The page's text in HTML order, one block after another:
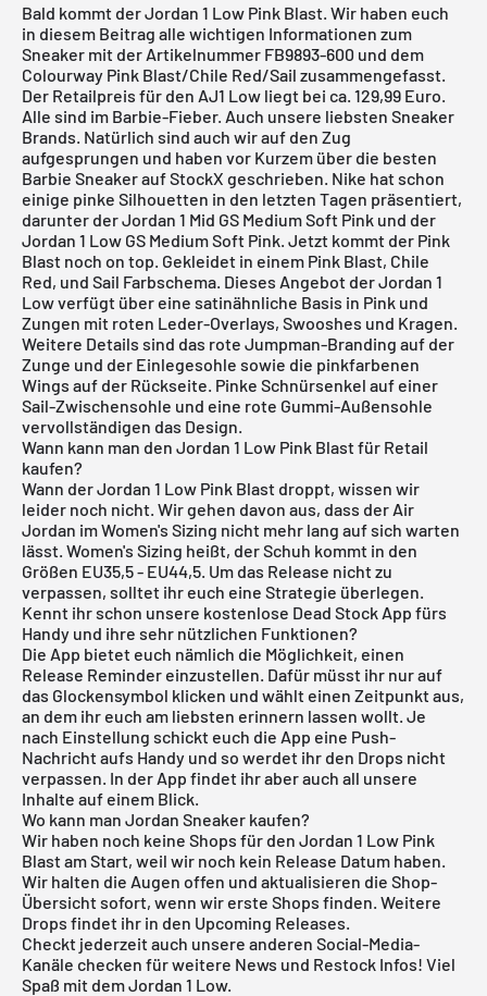
Bald kommt der Jordan 1 Low Pink Blast. Wir haben euch
in diesem Beitrag alle wichtigen Informationen zum
Sneaker mit der Artikelnummer FB9893-600 und dem
Colourway Pink Blast/Chile Red/Sail zusammengefasst.
Der Retailpreis für den AJ1 Low liegt bei ca. 129,99 Euro.
Alle sind im Barbie-Fieber. Auch unsere liebsten Sneaker
Brands. Natürlich sind auch wir auf den Zug
aufgesprungen und haben vor Kurzem über die besten
Barbie Sneaker auf StockX geschrieben. Nike hat schon
einige pinke Silhouetten in den letzten Tagen präsentiert,
darunter der Jordan 1 Mid GS Medium Soft Pink und der
Jordan 1 Low GS Medium Soft Pink. Jetzt kommt der Pink
Blast noch on top. Gekleidet in einem Pink Blast, Chile
Red, und Sail Farbschema. Dieses Angebot derJordan 1
Lowverfügt über eine satinähnliche Basis in Pink und
Zungen mit roten Leder-Overlays, Swooshes und Kragen.
Weitere Details sind das rote Jumpman-Branding auf der
Zunge und der Einlegesohle sowie die pinkfarbenen
Wings auf der Rückseite. Pinke Schnürsenkel auf einer
Sail-Zwischensohle und eine rote Gummi-Außensohle
vervollständigen das Design.
Wann kann man den Jordan 1 Low Pink Blast für Retail
kaufen?
Wann der Jordan 1 Low Pink Blast droppt, wissen wir
leider noch nicht. Wir gehen davon aus, dass der Air
Jordan im Women's Sizing nicht mehr lang auf sich warten
lässt. Women's Sizing heißt, der Schuh kommt in den
Größen EU35,5 - EU44,5. Um das Release nicht zu
verpassen, solltet ihr euch eine Strategie überlegen.
Kennt ihr schon unsere kostenlose Dead Stock App fürs
Handy und ihre sehr nützlichen Funktionen?
Die App bietet euch nämlich die Möglichkeit, einen
Release Reminder einzustellen. Dafür müsst ihr nur auf
das Glockensymbol klicken und wählt einen Zeitpunkt aus,
an dem ihr euch am liebsten erinnern lassen wollt. Je
nach Einstellung schickt euch die App eine Push-
Nachricht aufs Handy und so werdet ihr den Drops nicht
verpassen. In der App findet ihr aber auch all unsere
Inhalte auf einem Blick.
Wo kann man Jordan Sneaker kaufen?
Wir haben noch keine Shops für den Jordan 1 Low Pink
Blast am Start, weil wir noch kein Release Datum haben.
Wir halten die Augen offen und aktualisieren die Shop-
Übersicht sofort, wenn wir erste Shops finden. Weitere
Drops findet ihr in den Upcoming Releases.
Checkt jederzeit auch unsere anderen Social-Media-
Kanäle checken für weitere News und Restock Infos! Viel
Spaß mit dem Jordan 1 Low.